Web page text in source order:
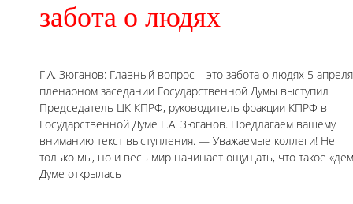
забота о людях
Г.А. Зюганов: Главный вопрос – это забота о людях 5
пленарном заседании Государственной Думы выступил
Председатель ЦК КПРФ, руководитель фракции КПРФ в
Государственной Думе Г.А. Зюганов. Предлагаем вашему
вниманию текст выступления. — Уважаемые коллеги! Не
только мы, но и весь мир начинает ощущать, что такое
Думе открылась